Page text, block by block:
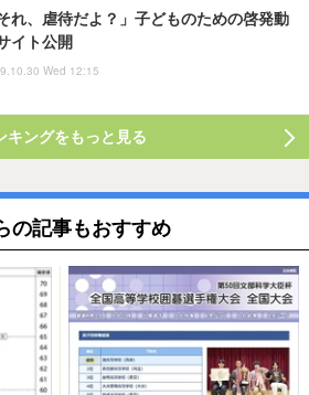
それ、虐待だよ？」子どものための啓発動
イト公開
Wed 12:15
キングをもっと見る
の記事もおすすめ